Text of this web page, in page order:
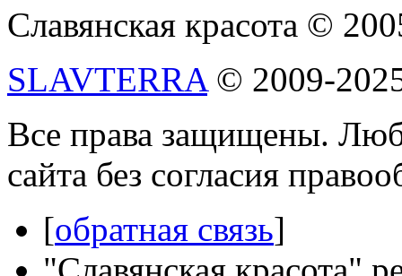
Славянская красота ©
SLAVTERRA© 2009-
Все права защищены.
сайта без согласия
[обратная связь]